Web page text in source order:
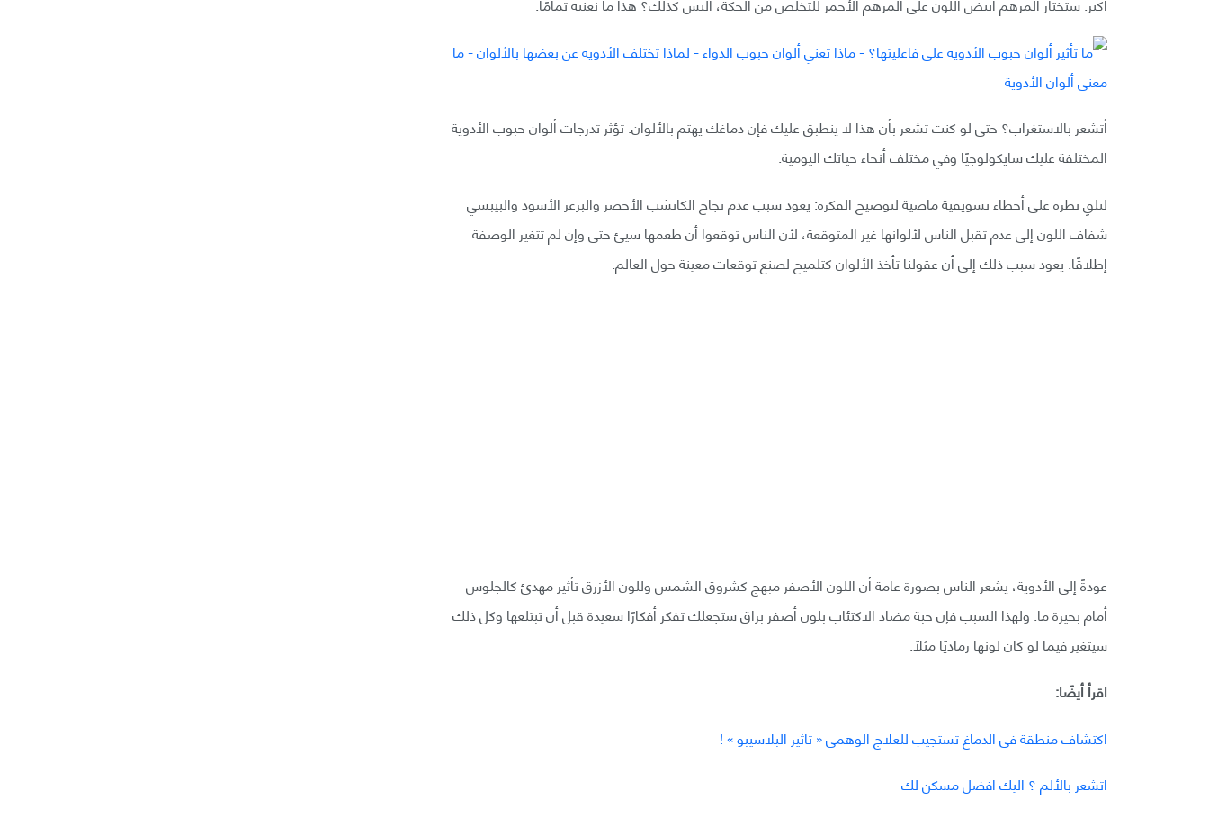
أتشعر بالاستغراب؟ حتى لو كنت تشعر بأن هذا لا ينطبق عليك فإن دماغك يهتم بالألوان. تؤثر تدرجات ألوان حبوب الأدوية
المختلفة عليك سايكولوجيًا وفي مختلف أنحاء حياتك اليومية.
لنلقِ نظرة على أخطاء تسويقية ماضية لتوضيح الفكرة: يعود سبب عدم نجاح الكاتشب الأخضر والبرغر الأسود والبيبسي
شفاف اللون إلى عدم تقبل الناس لألوانها غير المتوقعة، لأن الناس توقعوا أن طعمها سيئ حتى وإن لم تتغير الوصفة
إطلاقًا. يعود سبب ذلك إلى أن عقولنا تأخذ الألوان كتلميح لصنع توقعات معينة حول العالم.
عودةً إلى الأدوية، يشعر الناس بصورة عامة أن اللون الأصفر مبهج كشروق الشمس وللون الأزرق تأثير مهدئ كالجلوس
أمام بحيرة ما. ولهذا السبب فإن حبة مضاد الاكتئاب بلون أصفر براق ستجعلك تفكر أفكارًا سعيدة قبل أن تبتلعها وكل ذلك
سيتغير فيما لو كان لونها رماديًا مثلًا.
اقرأ أيضًا:
اكتشاف منطقة في الدماغ تستجيب للعلاج الوهمي « تاثير البلاسيبو » !
اتشعر بالألم ؟ اليك افضل مسكن لك